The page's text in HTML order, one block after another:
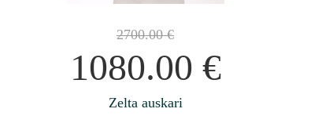
2700.00€
1080.00 €
Zelta auskari